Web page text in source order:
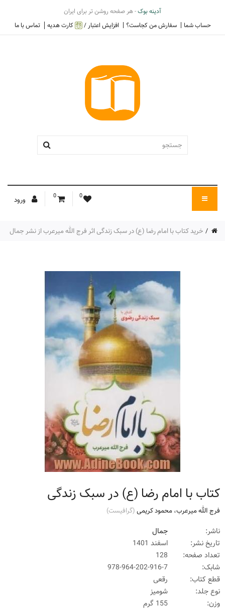
آدینه بوک- هر صفحه روشن تر برای ایران
حساب شما
سفارش من کجاست؟ افزایش اعتبار / کارت هدیه تماس با ما
0
0 ورود
خرید کتاب با امام رضا (ع) در سبک زندگی اثر فرج الله میرعرب از نشر جمال
کتاب با امام رضا (ع) در سبک زندگی
فرج الله میرعرب،محمود کریمی(گرافيست)
ناشر:
جمال
تاریخ نشر:
اسفند 1401
تعداد صفحه:
شابک:
978-964-202-916-7
قطع کتاب:
رقعی
نوع جلد:
شومیز
وزن: